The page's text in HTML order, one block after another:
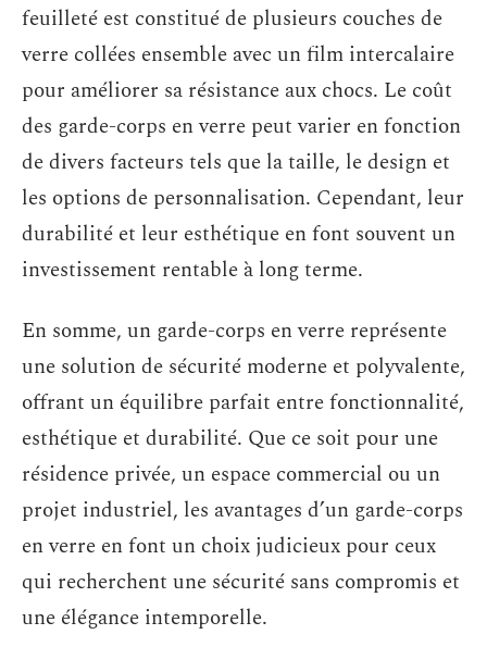
feuilleté est constitué de plusieurs couches de
verre collées ensemble avec un film intercalaire
pour améliorer sa résistance aux chocs. Le coût
des garde-corps en verre peut varier en fonction
de divers facteurs tels que la taille, le design et
les options de personnalisation. Cependant, leur
durabilité et leur esthétique en font souvent un
investissement rentable à long terme.
En somme, un garde-corps en verre représente
une solution de sécurité moderne et polyvalente,
offrant un équilibre parfait entre fonctionnalité,
esthétique et durabilité. Que ce soit pour une
résidence privée, un espace commercial ou un
projet industriel, les avantages d’un garde-corps
en verre en font un choix judicieux pour ceux
qui recherchent une sécurité sans compromis et
une élégance intemporelle.